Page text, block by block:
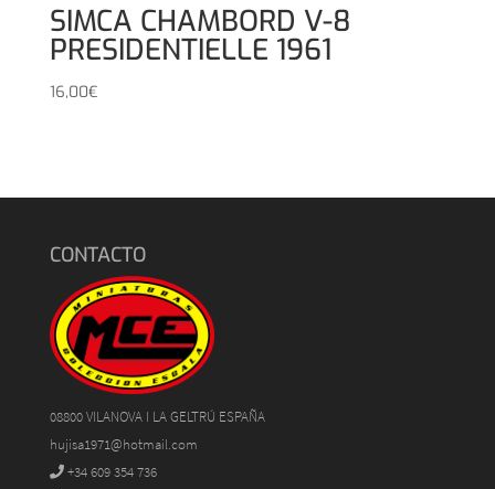
SIMCA CHAMBORD V-8
PRESIDENTIELLE 1961
16,00€
CONTACTO
08800 VILANOVA I LA GELTRÚ ESPAÑA
hujisa1971@hotmail.com
+34 609 354 736